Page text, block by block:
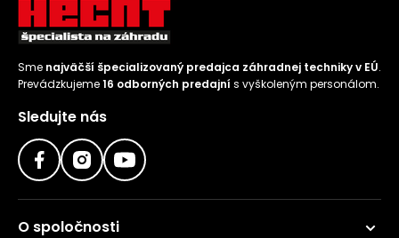
Sme najväčší špecializovaný predajca záhradnej techniky v EÚ.
Prevádzkujeme16 odborných predajní s vyškoleným personálom.
Sledujte nás
O spoločnosti